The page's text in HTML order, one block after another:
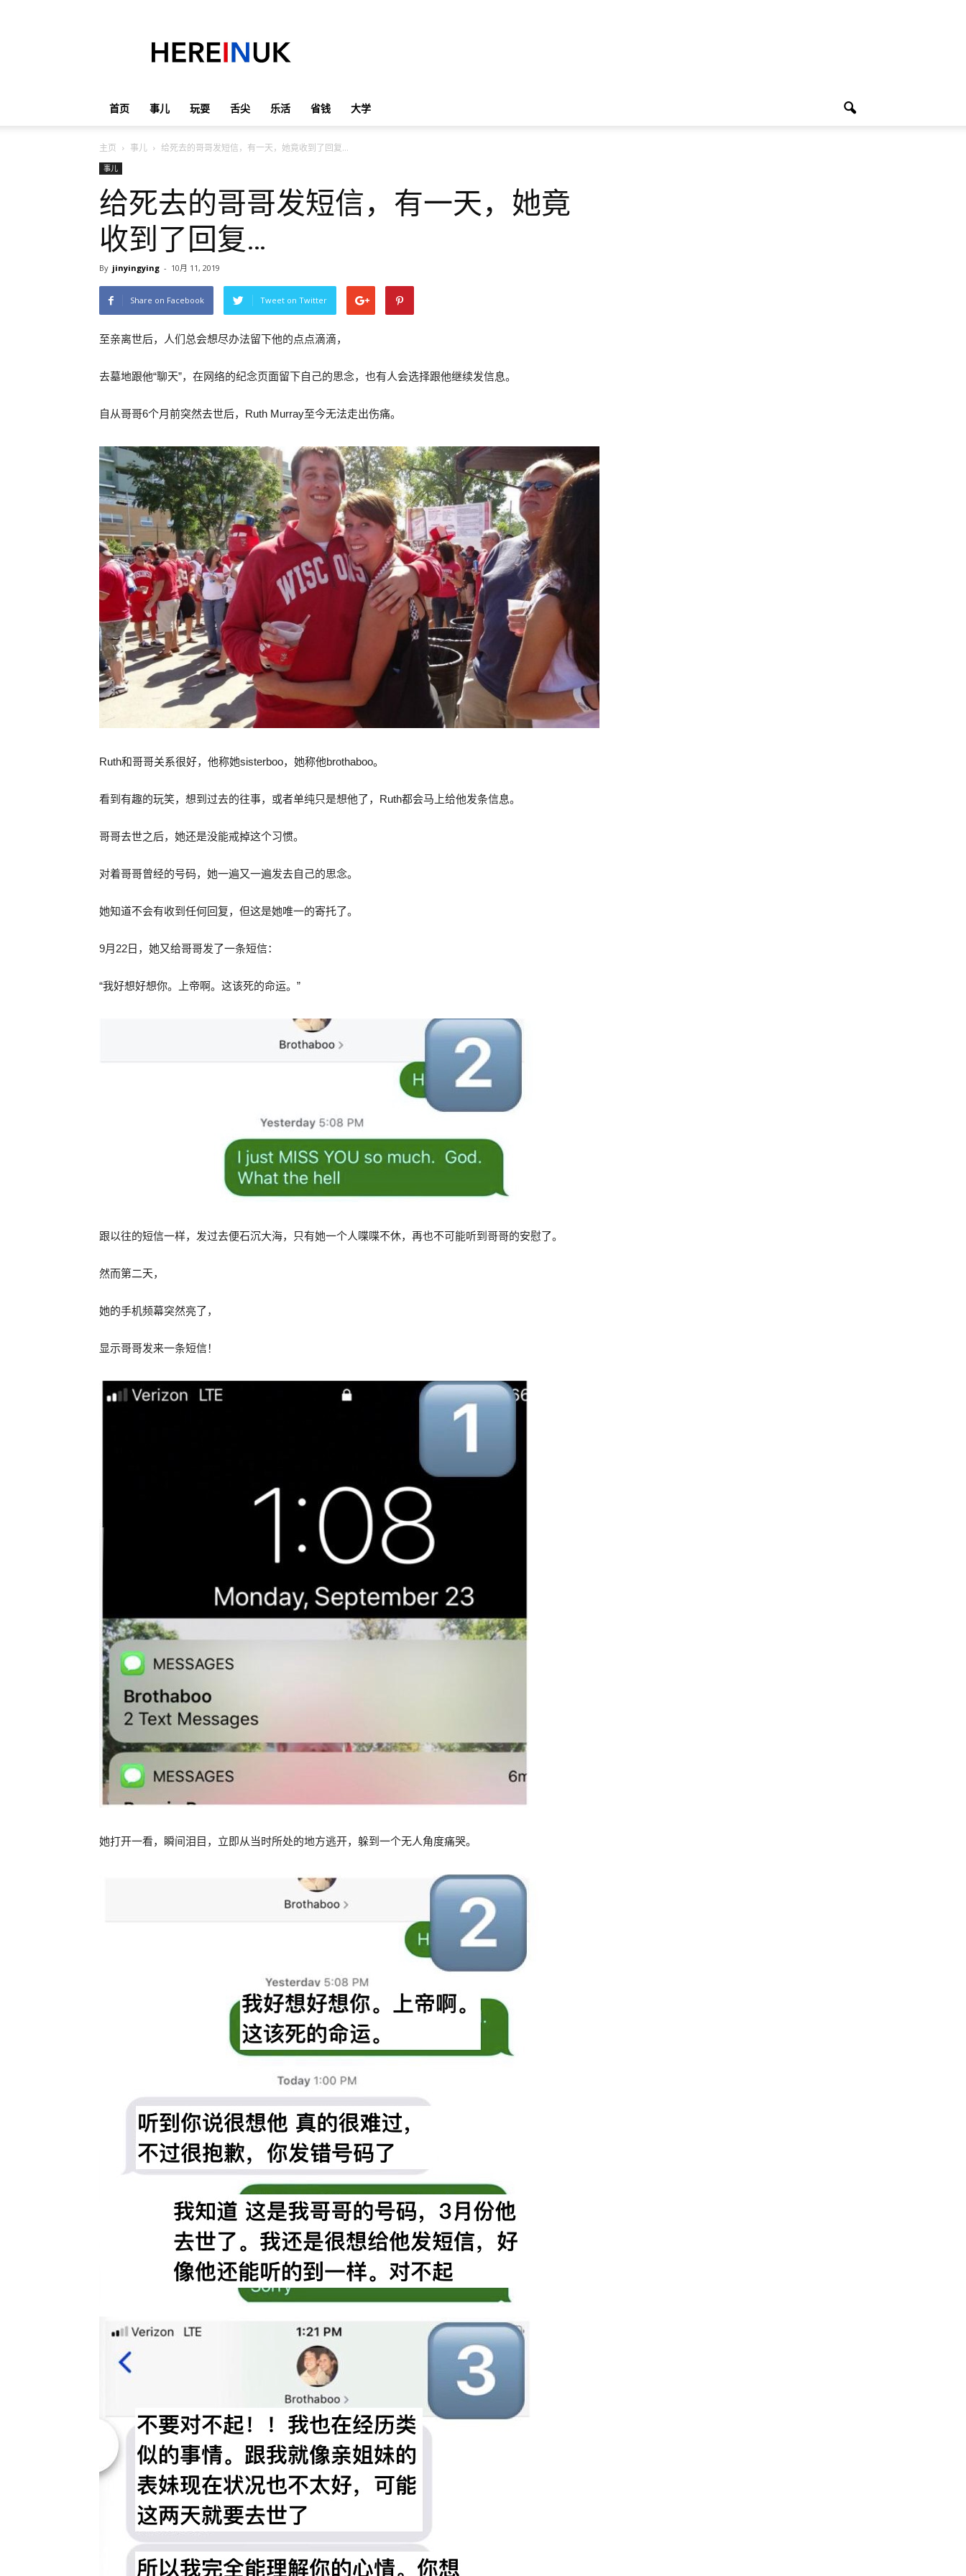
首页 事儿 玩耍 舌尖 乐活 省钱 大学
主页 事儿 给死去的哥哥发短信，有一天，她竟收到了回复…
事儿
给死去的哥哥发短信，有一天，她竟
收到了回复…
By jinyingying - 10月 11, 2019
Share on Facebook Tweet on Twitter
至亲离世后，人们总会想尽办法留下他的点点滴滴，
去墓地跟他“聊天”，在网络的纪念页面留下自己的思念，也有人会选择跟他继续发信息。
自从哥哥6个月前突然去世后， Ruth Murray至今无法走出伤痛。
Ruth和哥哥关系很好，他称她sisterboo，她称他brothaboo。
看到有趣的玩笑，想到过去的往事，或者单纯只是想他了， Ruth都会马上给他发条信息。
哥哥去世之后，她还是没能戒掉这个习惯。
对着哥哥曾经的号码，她一遍又一遍发去自己的思念。
她知道不会有收到任何回复，但这是她唯一的寄托了。
9月 22日，她又给哥哥发了一条短信：
“我好想好想你。上帝啊。这该死的命运。 ”
跟以往的短信一样，发过去便石沉大海，只有她一个人喋喋不休，再也不可能听到哥哥的安慰了。
然而第二天，
她的手机频幕突然亮了，
显示哥哥发来一条短信！
她打开一看，瞬间泪目，立即从当时所处的地方逃开，躲到一个无人角度痛哭。